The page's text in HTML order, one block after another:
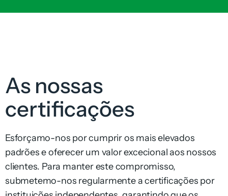
As nossas
certificações
Esforçamo-nos por cumprir os mais elevados
padrões e oferecer um valor excecional aos nossos
clientes. Para manter este compromisso,
submetemo-nos regularmente a certificações por